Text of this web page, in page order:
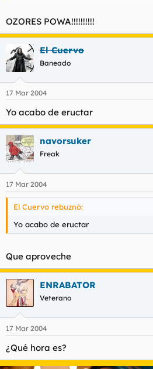
OZORES POWA!!!!!!!!!!
El Cuervo
Baneado
17 Mar 2004
Yo acabo de eructar
navorsuker
Freak
17 Mar 2004
El Cuervo rebuznó:
Yo acabo de eructar
Que aproveche
ENRABATOR
Veterano
17 Mar 2004
¿Qué hora es?